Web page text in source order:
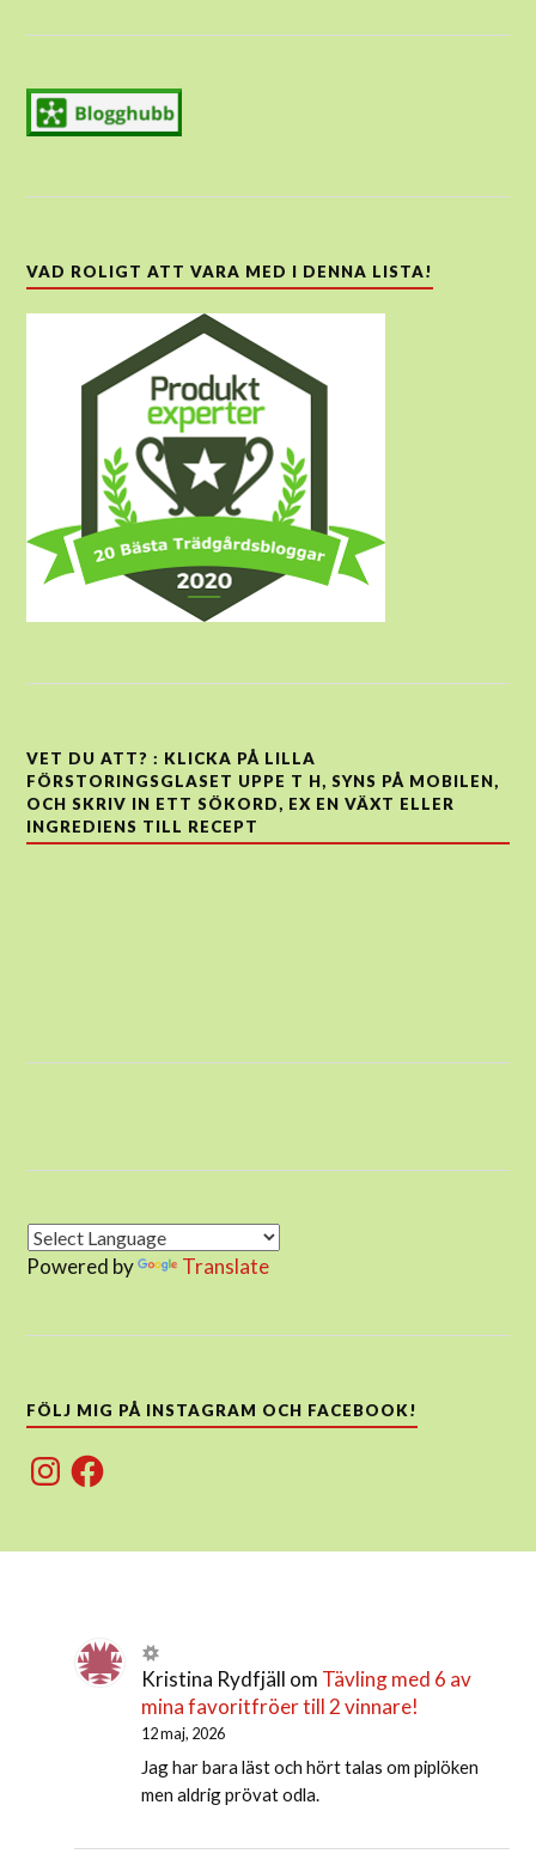
VAD ROLIGT ATT VARA MED I DENNA LISTA!
VET DU ATT? : KLICKA PÅ LILLA
FÖRSTORINGSGLASET UPPE T H, SYNS PÅ MOBILEN,
OCH SKRIV IN ETT SÖKORD, EX EN VÄXT ELLER
INGREDIENS TILL RECEPT
Powered by Translate
FÖLJ MIG PÅ INSTAGRAM OCH FACEBOOK!
InstagramFacebook
Kristina Rydfjäll om Tävling med 6 av
mina favoritfröer till 2 vinnare!
12 maj, 2026
Jag har bara läst och hört talas om piplöken
men aldrig prövat odla.